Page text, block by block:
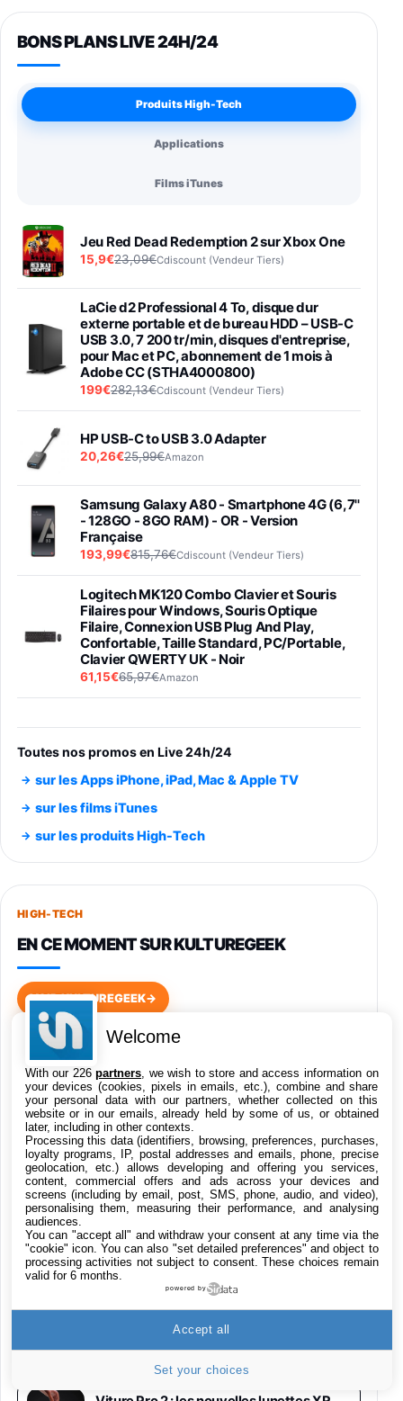
BONS PLANS LIVE 24H/24
Produits High-Tech
Applications
Films iTunes
Jeu Red Dead Redemption 2 sur Xbox One
15,9€23,09€Cdiscount (Vendeur Tiers)
LaCie d2 Professional 4 To, disque dur
externe portable et de bureau HDD – USB-C
USB 3.0, 7 200 tr/min, disques d'entreprise,
pour Mac et PC, abonnement de 1 mois à
Adobe CC (STHA4000800)
199€282,13€Cdiscount (Vendeur Tiers)
HP USB-C to USB 3.0 Adapter
20,26€25,99€Amazon
Samsung Galaxy A80 - Smartphone 4G (6,7''
- 128GO - 8GO RAM) - OR - Version
Française
193,99€815,76€Cdiscount (Vendeur Tiers)
Logitech MK120 Combo Clavier et Souris
Filaires pour Windows, Souris Optique
Filaire, Connexion USB Plug And Play,
Confortable, Taille Standard, PC/Portable,
Clavier QWERTY UK - Noir
61,15€65,97€Amazon
entraénement direct 3 vitesses (33-45-78
trs/min) avec pre-ampli intégré et port USB
Smartphone SAMSUNG Galaxy S26 Ultra
891,99€1199€Fnac (Vendeur Tiers)
Smartphone SAMSUNG Galaxy S26+ Violet
749,99€
648,63€834,71€
Samsung Galaxy Miracle Ultra, Smartphone
Android 5G avec Galaxy AI, 512 Go,
Chargeur Secteur Rapide 25W Inclus,
Smartphone déverrouillé, Noir, Version FR
1019€1399€Fnac (Vendeur Tiers)
Galaxy S26 Ultra 512 Go Bleu
1019€1399€Fnac (Vendeur Tiers)
Galaxy S26 Ultra 256 Go Violet
892€ 1199€Fnac (Vendeur Tiers)
Philips SHK2000BL - Casque Enfant - Bleu &
Fnac (Vendeur Tiers)
Asus RT-AC59U Routeur sans Fil Double
Bande Gigabit (Serveur et Client VPN, Triple
Vlan, Mode Point d'accès et Bridge, contrôle
Toutes nos promos en Live 24h/24
sur les Apps iPhone, iPad, Mac & Apple TV
sur les films iTunes
sur les produits High-Tech
HIGH-TECH
EN CE MOMENT SUR KULTUREGEEK
VOIR KULTUREGEEK→
modération des contenus
SpaceX : un étage de Falcon 9 s’est
écrasé sur la Lune à près de 8 700 km/h
Meta affirme que son IA Muse Spark 1.1 a
piraté un service tiers pendant des tests
Disney+ va diffuser les matchs du foot
espagnol (Liga)
Welcome
With our 226partners , we wish to store and access information on
your devices (cookies, pixels in emails, etc.), combine and share
your personal data with our partners, whether collected on this
website or in our emails, already held by some of us, or obtained
later, including in other contexts.
Processing this data (identifiers, browsing, preferences, purchases,
loyalty programs, IP, postal addresses and emails, phone, precise
geolocation, etc.) allows developing and offering you services,
content, commercial offers and ads across your devices and
screens (including by email, post, SMS, phone, audio, and video),
personalising them, measuring their performance, and analysing
audiences.
You can "accept all" and withdraw your consent at any time via the
"cookie" icon. You can also "set detailed preferences" and object to
processing activities not subject to consent. These choices remain
valid for 6 months.
powered by
Set your choices
Accept all